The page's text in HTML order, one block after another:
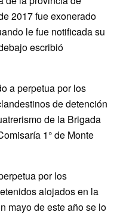
2017 fue exonerado
le fue notificada su
escribió
a perpetua por los
de detención
de la Brigada
1° de Monte
por los
alojados en la
mayo de este año se lo